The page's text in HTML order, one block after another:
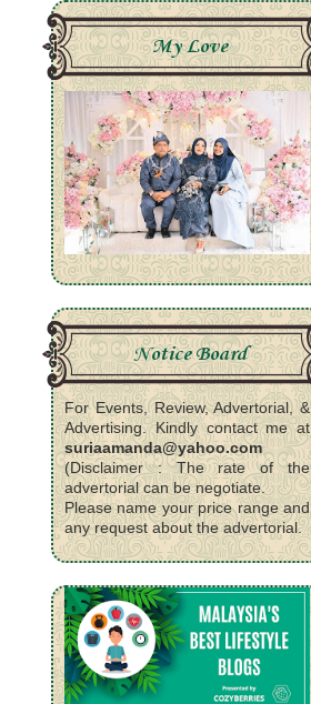
My Love
Notice Board
For Events, Review, Advertorial, &
Advertising. Kindly contact me at
suriaamanda@yahoo.com
(Disclaimer : The rate of the
advertorial can be negotiate.
Please name your price range and
any request about the advertorial.